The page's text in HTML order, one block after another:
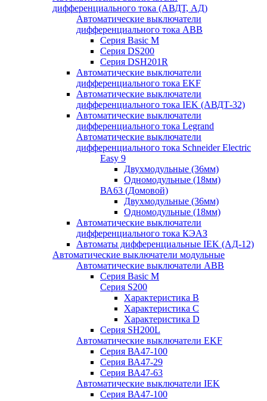
дифференциального тока (АВДТ, АД)
Автоматические выключатели
дифференциального тока ABB
Серия Basic M
Серия DS200
Серия DSH201R
Автоматические выключатели
дифференциального тока EKF
Автоматические выключатели
дифференциального тока IEK (АВДТ-32)
Автоматические выключатели
дифференциального тока Legrand
Автоматические выключатели
дифференциального тока Schneider Electric
Easy 9
Двухмодульные (36мм)
Одномодульные (18мм)
ВА63 (Домовой)
Двухмодульные (36мм)
Одномодульные (18мм)
Автоматические выключатели
дифференциального тока КЭАЗ
Автоматы дифференциальные IEK (АД-12)
Автоматические выключатели модульные
Автоматические выключатели ABB
Серия Basic M
Серия S200
Характеристика B
Характеристика C
Характеристика D
Серия SH200L
Автоматические выключатели EKF
Серия ВА47-100
Серия ВА47-29
Серия ВА47-63
Автоматические выключатели IEK
Серия ВА47-100